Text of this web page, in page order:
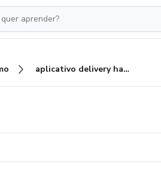
aplicativo delivery hamburgueria